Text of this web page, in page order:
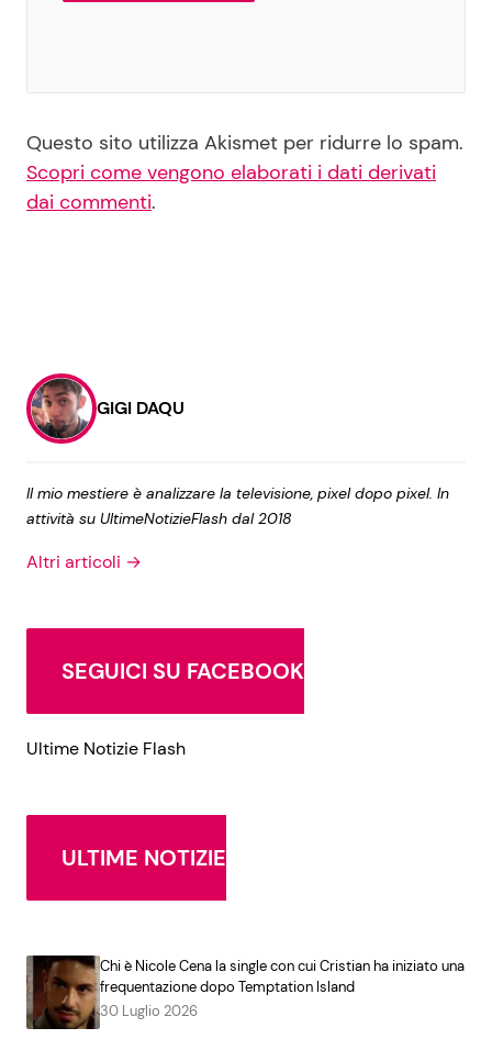
Questo sito utilizza Akismet per ridurre lo spam.
Scopri come vengono elaborati i dati derivati
dai commenti.
GIGI DAQU
Il mio mestiere è analizzare la televisione, pixel dopo pixel. In
attività su UltimeNotizieFlash dal 2018
Altri articoli →
SEGUICI SU FACEBOOK
Ultime Notizie Flash
ULTIME NOTIZIE
Chi è Nicole Cena la single con cui Cristian ha iniziato una
frequentazione dopo Temptation Island
30 Luglio 2026